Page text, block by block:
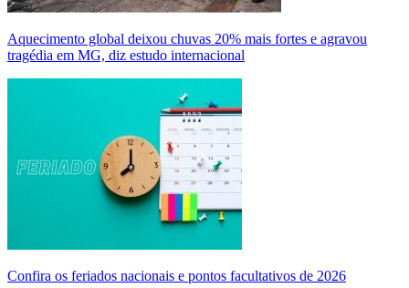
Aquecimento global deixou chuvas 20% mais fortes e agravou
tragédia em MG, diz estudo internacional
Confira os feriados nacionais e pontos facultativos de 2026